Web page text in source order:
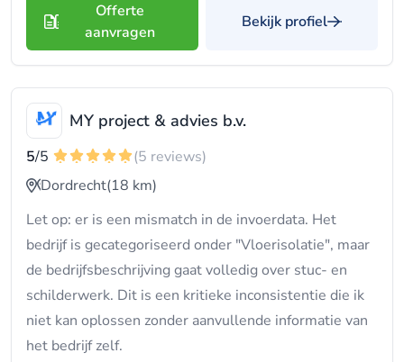
Offerte
aanvragen
Bekijk profiel
MY project & advies b.v.
5/5
(5 reviews)
Dordrecht(18 km)
Let op: er is een mismatch in de invoerdata. Het
bedrijf is gecategoriseerd onder "Vloerisolatie", maar
de bedrijfsbeschrijving gaat volledig over stuc- en
schilderwerk. Dit is een kritieke inconsistentie die ik
niet kan oplossen zonder aanvullende informatie van
het bedrijf zelf.